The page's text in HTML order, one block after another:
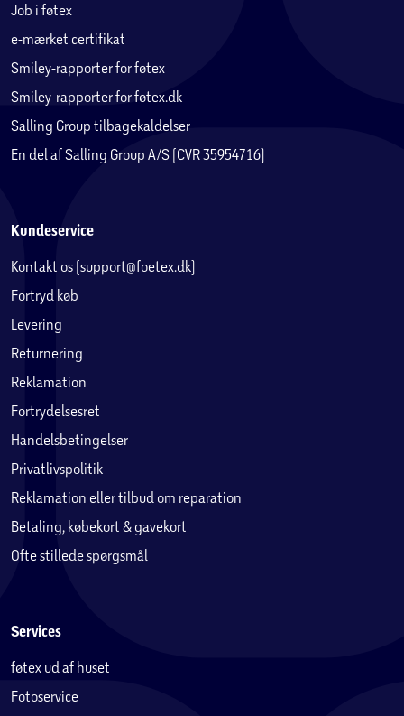
Job i føtex
e-mærket certifikat
Smiley-rapporter for føtex
Smiley-rapporter for føtex.dk
Salling Group tilbagekaldelser
En del af Salling Group A/S (CVR 35954716)
Kundeservice
Kontakt os (support@foetex.dk)
Fortryd køb
Levering
Returnering
Reklamation
Fortrydelsesret
Handelsbetingelser
Privatlivspolitik
Reklamation eller tilbud om reparation
Betaling, købekort & gavekort
Ofte stillede spørgsmål
Services
føtex ud af huset
Fotoservice